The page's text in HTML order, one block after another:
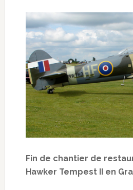
Fin de chantier de
Hawker Tempest II en